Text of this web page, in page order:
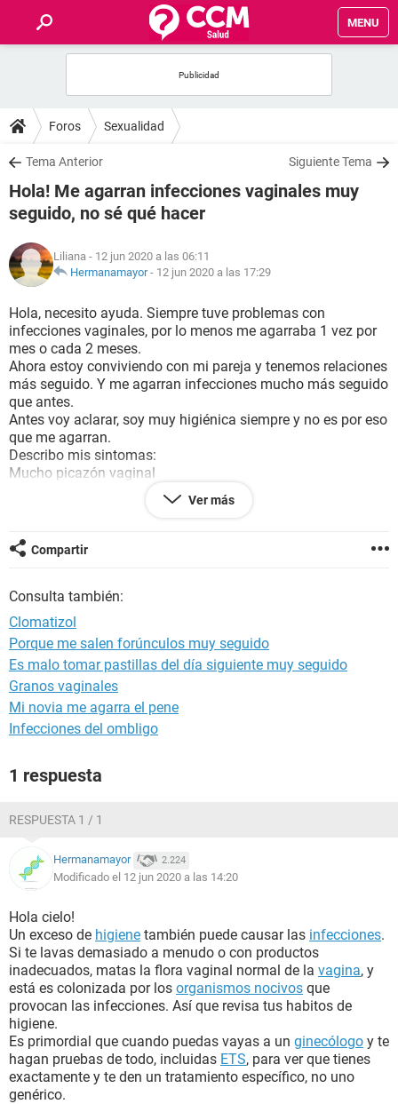
MENU
FOROS
SALUD
FAMILIA
NUTRICIÓN
SEXUALIDAD
GLOSARIO
Foros Sexualidad
Tema Anterior Siguiente Tema
Hola! Me agarran infecciones vaginales muy
seguido, no sé qué hacer
Liliana - 12 jun 2020 a las 06:11
Hermanamayor- 12 jun 2020 a las 17:29
Hola, necesito ayuda. Siempre tuve problemas con
infecciones vaginales, por lo menos me agarraba 1 vez por
mes o cada 2 meses.
Ahora estoy conviviendo con mi pareja y tenemos relaciones
más seguido. Y me agarran infecciones mucho más seguido
que antes.
Antes voy aclarar, soy muy higiénica siempre y no es por eso
que me agarran.
Describo mis sintomas:
Mucho picazón vaginal
Me pongo cremas con clomatizol pero no hay alivio, voy a
Me ayudan por favor creo que no es normal, yo cuando
estoy sin tener relaciones nunca me agarran y mi pareja está
sana, ayuda con esta época de cuarentena no sé a dónde ir
ni que comprar.
Ver más
Compartir
Consulta también:
Clomatizol
Porque me salen forúnculos muy seguido
Es malo tomar pastillas del día siguiente muy seguido
Granos vaginales
Mi novia me agarra el pene
Infecciones del ombligo
1 respuesta
RESPUESTA 1 / 1
Hermanamayor 2.224
Modificado el 12 jun 2020 a las 14:20
Hola cielo!
Un exceso de higiene también puede causar las infecciones.
Si te lavas demasiado a menudo o con productos
inadecuados, matas la flora vaginal normal de la vagina, y
está es colonizada por los organismos nocivos que
provocan las infecciones. Así que revisa tus habitos de
higiene.
Es primordial que cuando puedas vayas a un ginecólogo y te
hagan pruebas de todo, incluidas ETS, para ver que tienes
exactamente y te den un tratamiento específico, no uno
genérico.